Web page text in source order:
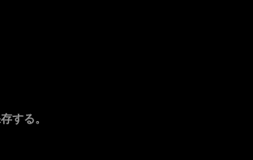
する。